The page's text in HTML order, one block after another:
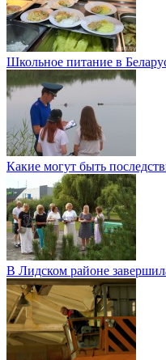
Школьное питание в
Какие могут быть
В Лидском районе